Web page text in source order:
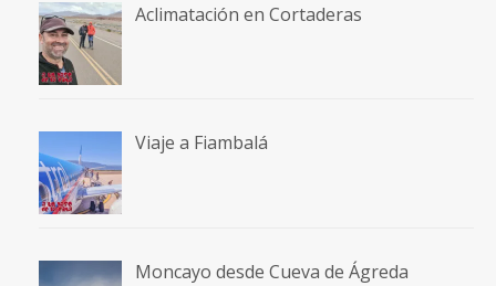
Aclimatación en Cortaderas
Viaje a Fiambalá
Moncayo desde Cueva de Ágreda